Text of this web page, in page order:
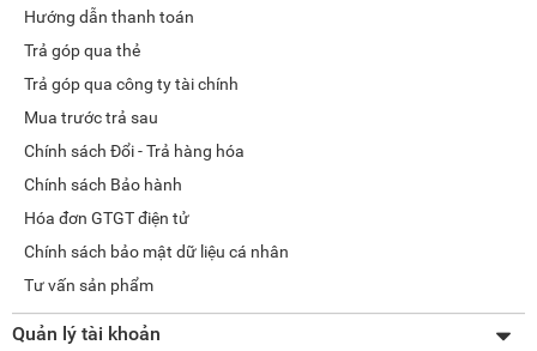
Hướng dẫn thanh toán
Trả góp qua thẻ
Trả góp qua công ty tài chính
Mua trước trả sau
Chính sách Đổi - Trả hàng hóa
Chính sách Bảo hành
Hóa đơn GTGT điện tử
Chính sách bảo mật dữ liệu cá nhân
Tư vấn sản phẩm
Quản lý tài khoản